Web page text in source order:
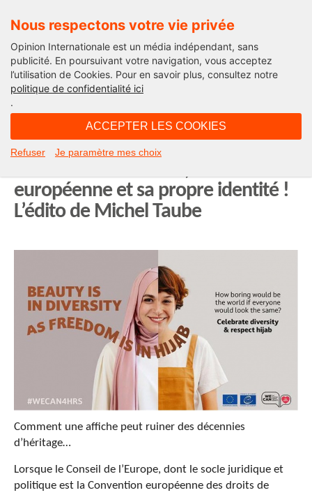
Nous respectons votre vie privée
Opinion Internationale est un média indépendant, sans
publicité. En poursuivant votre navigation, vous acceptez
l’utilisation de Cookies. Pour en savoir plus, consultez notre
politique de confidentialité ici
.
ACCEPTER LES COOKIES
Refuser Je paramètre mes choix
Edito
Quand le Conseil de l’Europe trahit
européenne et sa propre identité !
L’édito de Michel Taube
Comment une affiche peut ruiner des décennies
d’héritage…
Lorsque le Conseil de l’Europe, dont le socle juridique et
politique est la Convention européenne des droits de